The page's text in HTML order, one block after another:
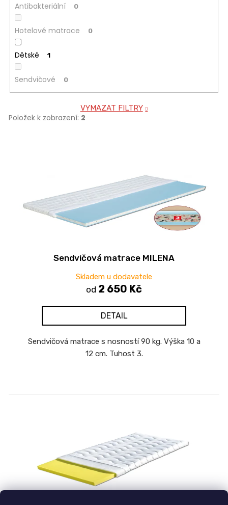
Antibakteriální 0
Hotelové matrace 0
Dětské 1
Sendvičové 0
VYMAZAT FILTRY
Položek k zobrazení: 2
Sendvičová matrace MILENA
Skladem u dodavatele
od 2 650 Kč
DETAIL
Sendvičová matrace s nosností 90 kg. Výška 10 a
12 cm. Tuhost 3.